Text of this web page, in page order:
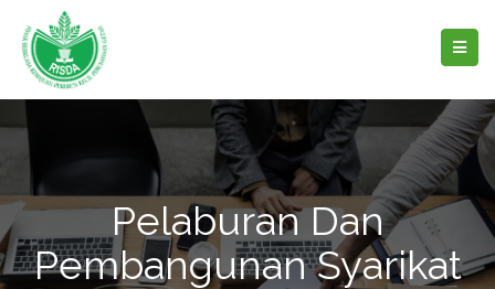
Pelaburan Dan
Pembangunan Syarikat